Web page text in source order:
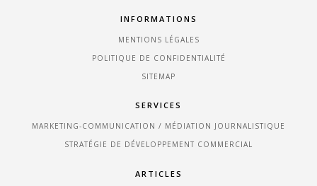
INFORMATIONS
MENTIONS LÉGALES
POLITIQUE DE CONFIDENTIALITÉ
SITEMAP
SERVICES
MARKETING-COMMUNICATION / MÉDIATION JOURNALISTIQUE
STRATÉGIE DE DÉVELOPPEMENT COMMERCIAL
ARTICLES